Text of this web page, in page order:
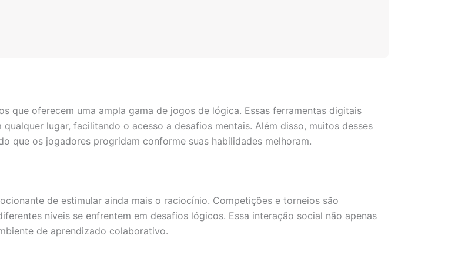
que oferecem uma ampla gama de jogos de lógica. Essas ferramentas digitais
lugar, facilitando o acesso a desafios mentais. Além disso, muitos desses
que os jogadores progridam conforme suas habilidades melhoram.
de estimular ainda mais o raciocínio. Competições e torneios são
níveis se enfrentem em desafios lógicos. Essa interação social não apenas
de aprendizado colaborativo.